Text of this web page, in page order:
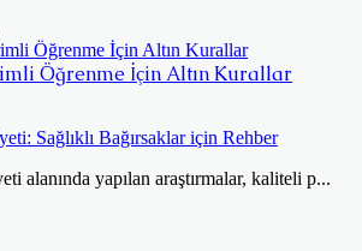
Öğrenme İçin Altın Kurallar
Sağlıklı Bağırsaklar için Rehber
alanında yapılan araştırmalar, kaliteli p...